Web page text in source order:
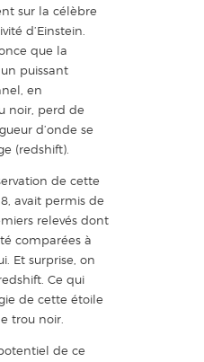
sur la célèbre
d’Einstein.
que la
puissant
en
noir, perd de
d’onde se
(redshift).
de cette
avait permis de
relevés dont
comparées à
Et surprise, on
Ce qui
de cette étoile
trou noir.
de ce